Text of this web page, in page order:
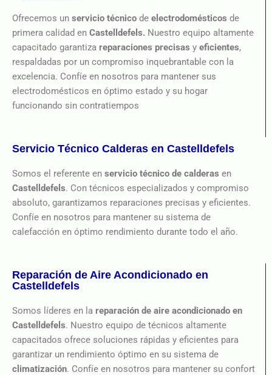
Ofrecemos un servicio técnico de electrodomésticos de
primera calidad en Castelldefels. Nuestro equipo altamente
capacitado garantiza reparaciones precisas y eficientes,
respaldadas por un compromiso inquebrantable con la
excelencia. Confíe en nosotros para mantener sus
electrodomésticos en óptimo estado y su hogar
funcionando sin contratiempos
Servicio Técnico Calderas en Castelldefels
Somos el referente en servicio técnico de calderas en
Castelldefels. Con técnicos especializados y compromiso
absoluto, garantizamos reparaciones precisas y eficientes.
Confíe en nosotros para mantener su sistema de
calefacción en óptimo rendimiento durante todo el año.
Reparación de Aire Acondicionado en
Castelldefels
Somos líderes en la reparación de aire acondicionado en
Castelldefels. Nuestro equipo de técnicos altamente
capacitados ofrece soluciones rápidas y eficientes para
garantizar un rendimiento óptimo en su sistema de
climatización. Confíe en nosotros para mantener su confort